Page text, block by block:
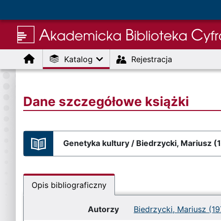
Menu Katalog Rejestracja
Dane szczegółowe książki
Genetyka kultury / Biedrzycki, Mariusz
Opis bibliograficzny
Autorzy Biedrzycki, Mariusz